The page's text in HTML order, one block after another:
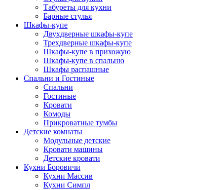
Табуреты для кухни
Барные стулья
Шкафы-купе
Двухдверные шкафы-купе
Трехдверные шкафы-купе
Шкафы-купе в прихожую
Шкафы-купе в спальню
Шкафы распашные
Спальни и Гостиные
Спальни
Гостиные
Кровати
Комоды
Прикроватные тумбы
Детские комнаты
Модульные детские
Кровати машины
Детские кровати
Кухни Боровичи
Кухни Массив
Кухни Симпл